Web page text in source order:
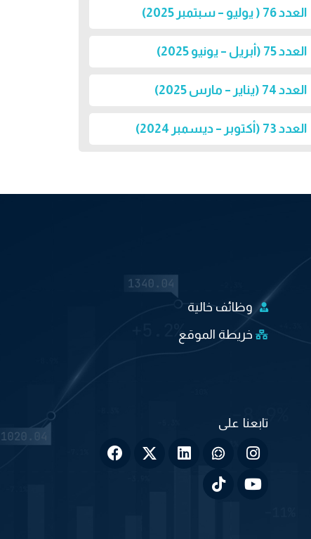
العدد 76 ( يوليو – سبتمبر 2025)
العدد 75 (أبريل – يونيو 2025)
العدد 74 (يناير – مارس 2025)
العدد 73 (أكتوبر – ديسمبر 2024)
وظائف خالية
خريطة الموقع